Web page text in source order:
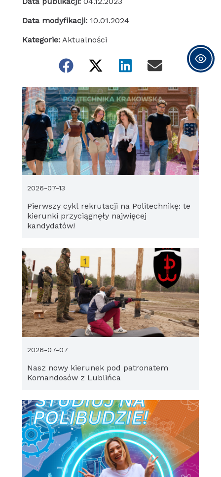
Data modyfikacji: 10.01.2024
Kategorie: Aktualności
Pierwszy cykl rekrutacji na Politechnikę: te
kierunki przyciągnęły najwięcej
kandydatów!
2026-07-13
Nasz nowy kierunek pod patronatem
Komandosów z Lublińca
2026-07-07